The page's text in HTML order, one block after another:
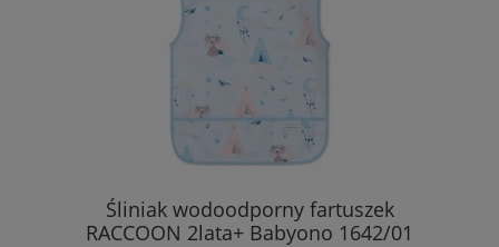
Śliniak wodoodporny fartuszek
RACCOON 2lata+ Babyono 1642/01